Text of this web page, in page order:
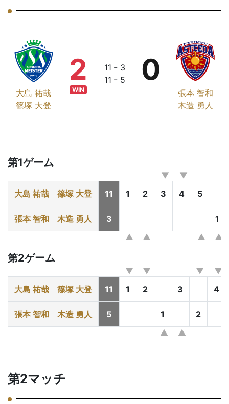
大島 祐哉
篠塚 大登
2
WIN
11 - 3
11 - 5
張本 智和
木造 勇人
0
第1ゲーム
大島 祐哉 篠塚 大登 11 1 2 3 4 5
張本 智和 木造 勇人 3 1
第2ゲーム
大島 祐哉 篠塚 大登 11 1 2 3 4
張本 智和 木造 勇人 5 1 2
第2マッチ